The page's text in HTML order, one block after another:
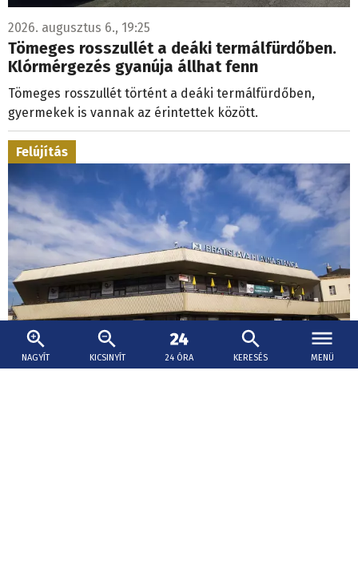
NAGYÍT KICSINYÍT 24 ÓRA KERESÉS MENÜ
2026. augusztus 6., 19:25
Tömeges rosszullét a deáki termálfürdőben.
Klórmérgezés gyanúja állhat fenn
Tömeges rosszullét történt a deáki termálfürdőben,
gyermekek is vannak az érintettek között.
Felújítás